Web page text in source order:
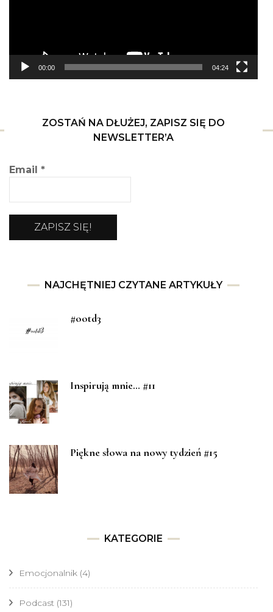
00:00 04:24
ZOSTAŃ NA DŁUŻEJ, ZAPISZ SIĘ DO
NEWSLETTER’A
Email *
NAJCHĘTNIEJ CZYTANE ARTYKUŁY
#ootd3
Inspirują mnie… #11
Piękne słowa na nowy tydzień #15
KATEGORIE
Emocjonalnik (4)
Podcast (131)